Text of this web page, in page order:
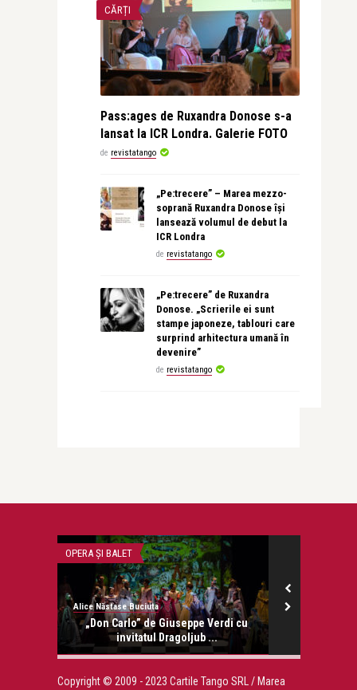
CĂRȚI
Pass:ages de Ruxandra Donose s-a
lansat la ICR Londra. Galerie FOTO
de revistatango
„Pe:trecere” – Marea mezzo-
soprană Ruxandra Donose își
lansează volumul de debut la
ICR Londra
de revistatango
„Pe:trecere” de Ruxandra
Donose. „Scrierile ei sunt
stampe japoneze, tablouri care
surprind arhitectura umană în
devenire”
de revistatango
OPERA ȘI BALET
Alice Năstase Buciuta
„Don Carlo” de Giuseppe Verdi cu
invitatul Dragoljub ...
Copyright © 2009 - 2023 Cartile Tango SRL / Marea